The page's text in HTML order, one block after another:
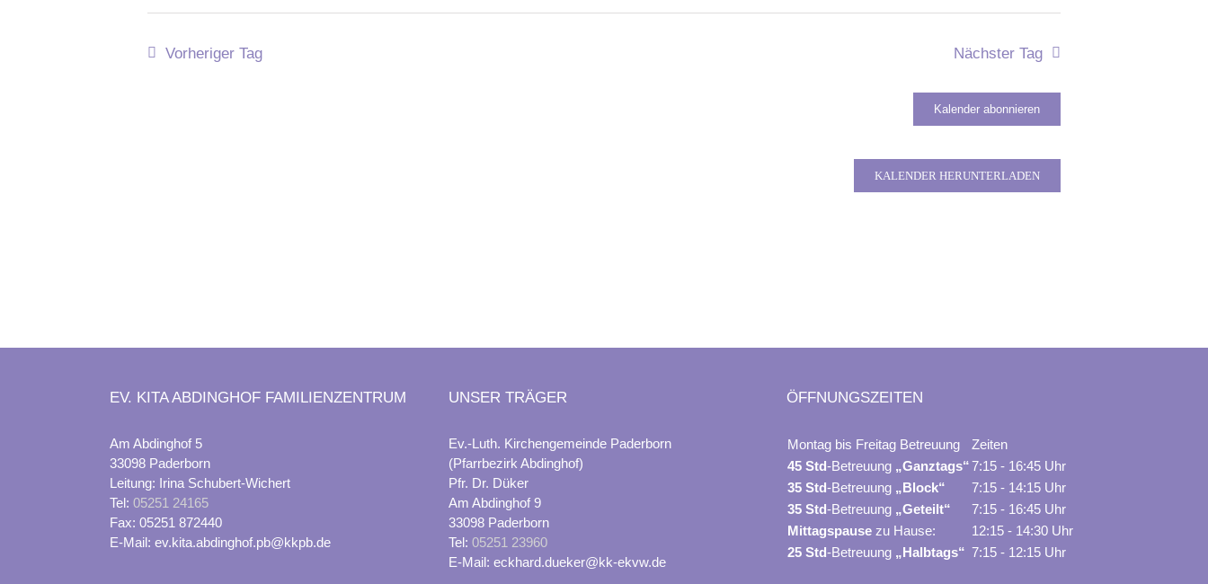
Vorheriger Tag Nächster Tag
Kalender abonnieren
KALENDER HERUNTERLADEN
EV. KITA ABDINGHOF FAMILIENZENTRUM
Am Abdinghof 5
33098 Paderborn
Leitung: Irina Schubert-Wichert
Tel: 05251 24165
Fax: 05251 872440
E-Mail: ev.kita.abdinghof.pb@kkpb.de
UNSER TRÄGER
Ev.-Luth. Kirchengemeinde Paderborn
(Pfarrbezirk Abdinghof)
Pfr. Dr. Düker
Am Abdinghof 9
33098 Paderborn
Tel: 05251 23960
E-Mail: eckhard.dueker@kk-ekvw.de
ÖFFNUNGSZEITEN
Montag bis Freitag Betreuung
Zeiten
45 Std-Betreuung „Ganztags“7:15 - 16:45 Uhr
35 Std-Betreuung „Block“
7:15 - 14:15 Uhr
35 Std-Betreuung „Geteilt“
7:15 - 16:45 Uhr
Mittagspause zu Hause:
12:15 - 14:30 Uhr
25 Std-Betreuung „Halbtags“ 7:15 - 12:15 Uhr